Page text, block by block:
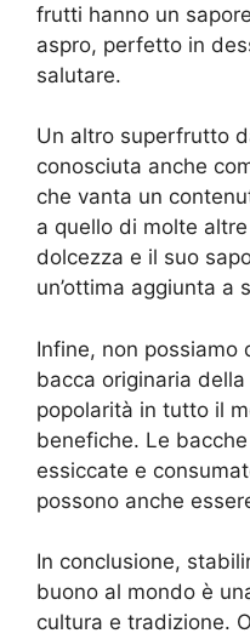
frutti hanno un
aspro, perfetto in
salutare.
Un altro superfrutto
conosciuta anche
che vanta un
a quello di molte
dolcezza e il suo
un’ottima aggiunta a
Infine, non possiamo
bacca originaria
popolarità in tutto il
benefiche. Le
essiccate e
possono anche
In conclusione,
buono al mondo è
cultura e tradizione.